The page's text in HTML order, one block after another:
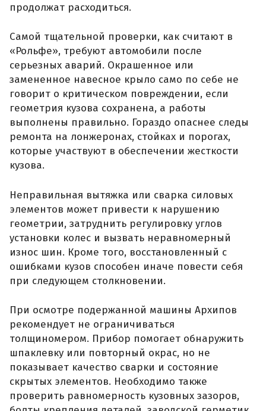
продолжат расходиться.
Самой тщательной проверки, как считают в
«Рольфе», требуют автомобили после
серьезных аварий. Окрашенное или
замененное навесное крыло само по себе не
говорит о критическом повреждении, если
геометрия кузова сохранена, а работы
выполнены правильно. Гораздо опаснее следы
ремонта на лонжеронах, стойках и порогах,
которые участвуют в обеспечении жесткости
кузова.
Неправильная вытяжка или сварка силовых
элементов может привести к нарушению
геометрии, затруднить регулировку углов
установки колес и вызвать неравномерный
износ шин. Кроме того, восстановленный с
ошибками кузов способен иначе повести себя
при следующем столкновении.
При осмотре подержанной машины Архипов
рекомендует не ограничиваться
толщиномером. Прибор помогает обнаружить
шпаклевку или повторный окрас, но не
показывает качество сварки и состояние
скрытых элементов. Необходимо также
проверить равномерность кузовных зазоров,